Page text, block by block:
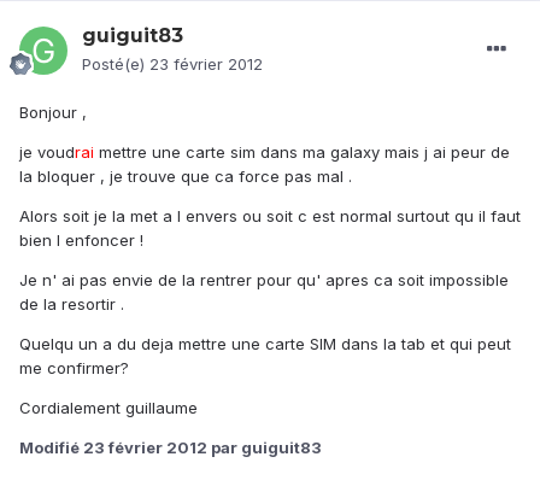
guiguit83
Posté(e) 23 février 2012
Bonjour ,
je voudrai mettre une carte sim dans ma galaxy mais j ai peur de
la bloquer , je trouve que ca force pas mal .
Alors soit je la met a l envers ou soit c est normal surtout qu il faut
bien l enfoncer !
Je n' ai pas envie de la rentrer pour qu' apres ca soit impossible
de la resortir .
Quelqu un a du deja mettre une carte SIM dans la tab et qui peut
me confirmer?
Cordialement guillaume
Modifié 23 février 2012 par guiguit83